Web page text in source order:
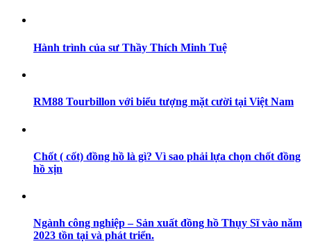
Hành trình của sư Thầy Thích Minh Tuệ
RM88 Tourbillon với biểu tượng mặt cười tại Việt Nam
Chốt ( cốt) đồng hồ là gì? Vì sao phải lựa chọn chốt đồng
hồ xịn
Ngành công nghiệp – Sản xuất đồng hồ Thụy Sĩ vào năm
2023 tồn tại và phát triển.